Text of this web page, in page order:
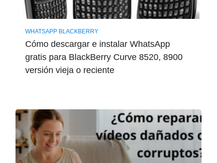
WHATSAPP BLACKBERRY
Cómo descargar e instalar WhatsApp
gratis para BlackBerry Curve 8520, 8900
versión vieja o reciente